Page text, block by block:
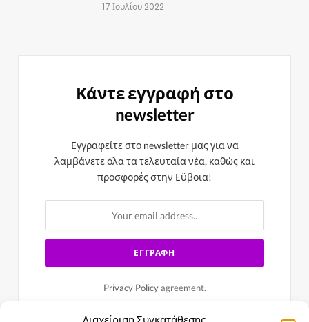
Διαχείριση Συγκατάθεσης
17 Ιουλίου 2022
Κάντε εγγραφή στο
newsletter
Εγγραφείτε στο newsletter μας για να
λαμβάνετε όλα τα τελευταία νέα, καθώς και
προσφορές στην Εϋβοια!
Privacy Policyagreement.